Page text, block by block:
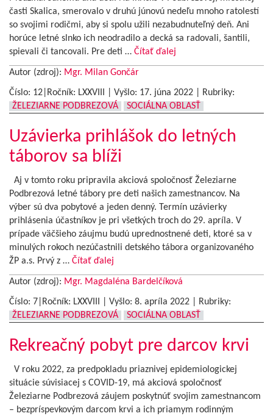
časti Skalica, smerovalo v druhú júnovú nedeľu mnoho ratolestí
so svojimi rodičmi, aby si spolu užili nezabudnuteľný deň. Ani
horúce letné slnko ich neodradilo a decká sa radovali, šantili,
spievali či tancovali. Pre deti … Čítať ďalej
Autor (zdroj): Mgr. Milan Gončár
Číslo: 12|Ročník: LXXVIII | Vyšlo: 17. júna 2022
Rubriky:
ŽELEZIARNE PODBREZOVÁ
SOCIÁLNA OBLASŤ
Uzávierka prihlášok do letných
táborov sa blíži
Aj v tomto roku pripravila akciová spoločnosť Železiarne
Podbrezová letné tábory pre deti našich zamestnancov. Na
výber sú dva pobytové a jeden denný. Termín uzávierky
prihlásenia účastníkov je pri všetkých troch do 29. apríla. V
prípade väčšieho záujmu budú uprednostnené deti, ktoré sa v
minulých rokoch nezúčastnili detského tábora organizovaného
ŽP a.s. Prvý z … Čítať ďalej
Autor (zdroj): Mgr. Magdaléna Bardelčíková
Číslo: 7|Ročník: LXXVIII | Vyšlo: 8. apríla 2022
Rubriky:
ŽELEZIARNE PODBREZOVÁ
SOCIÁLNA OBLASŤ
Rekreačný pobyt pre darcov krvi
V roku 2022, za predpokladu priaznivej epidemiologickej
situácie súvisiacej s COVID-19, má akciová spoločnosť
Železiarne Podbrezová záujem poskytnúť svojim zamestnancom
– bezpríspevkovým darcom krvi a ich priamym rodinným